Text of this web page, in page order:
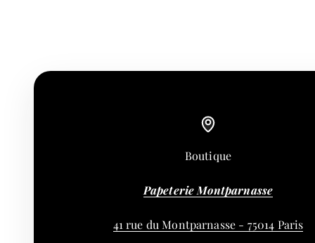
Boutique
Papeterie Montparnasse
41 rue du Montparnasse - 75014 Paris